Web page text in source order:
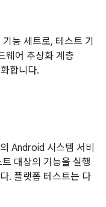
능 세트로, 테스트 기
웨어 추상화 계층
합니다.
Android 시스템 서비
대상의 기능을 실행
. 플랫폼 테스트는 다